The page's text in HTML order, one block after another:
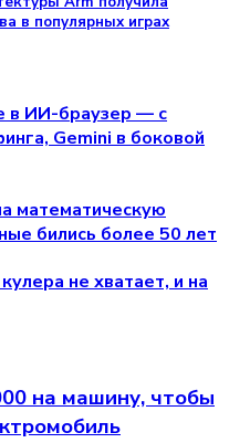
в популярных играх
в ИИ-браузер — с
Gemini в боковой
математическую
бились более 50 лет
не хватает, и на
на машину, чтобы